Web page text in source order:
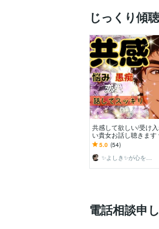
じっくり傾
共感して欲しい/受け
い貴女お話し聴きます
倫/性/秘密/心のモヤモ
が受け止めます
5.0 (54)
✨よしき✨が心を優しく癒して笑顔にします
電話相談申